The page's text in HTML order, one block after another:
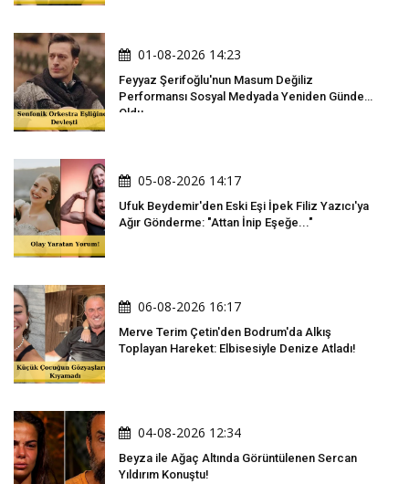
01-08-2026 14:23
Feyyaz Şerifoğlu'nun Masum Değiliz
Performansı Sosyal Medyada Yeniden Gündem
Oldu
05-08-2026 14:17
Ufuk Beydemir'den Eski Eşi İpek Filiz Yazıcı'ya
Ağır Gönderme: "Attan İnip Eşeğe..."
06-08-2026 16:17
Merve Terim Çetin'den Bodrum'da Alkış
Toplayan Hareket: Elbisesiyle Denize Atladı!
04-08-2026 12:34
Beyza ile Ağaç Altında Görüntülenen Sercan
Yıldırım Konuştu!